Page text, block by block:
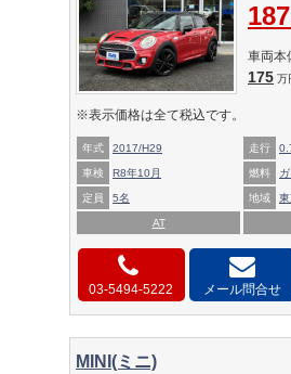
車両本
175 万
※表示価格は全て税込です。
年式 2017/H29 走行
車検 R8年10月 燃料
定員 5名 地域
AT
03-5494-5222 メール問合せ
MINI(ミニ)